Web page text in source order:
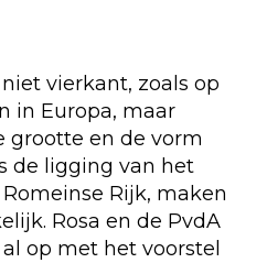
vierkant, zoals op
in Europa, maar
grootte en de vorm
de ligging van het
Romeinse Rijk, maken
Rosa en de PvdA
op met het voorstel